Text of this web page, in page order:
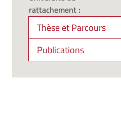
rattachement :
Thèse et Parcours
Publications